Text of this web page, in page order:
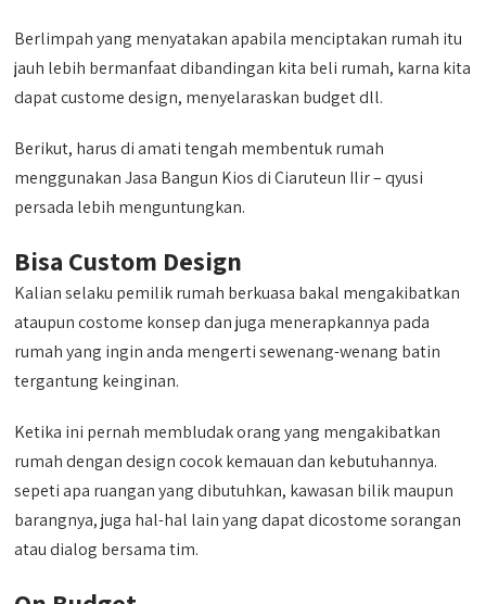
Berlimpah yang menyatakan apabila menciptakan rumah itu
jauh lebih bermanfaat dibandingan kita beli rumah, karna kita
dapat custome design, menyelaraskan budget dll.
Berikut, harus di amati tengah membentuk rumah
menggunakan Jasa Bangun Kios di Ciaruteun Ilir – qyusi
persada lebih menguntungkan.
Bisa Custom Design
Kalian selaku pemilik rumah berkuasa bakal mengakibatkan
ataupun costome konsep dan juga menerapkannya pada
rumah yang ingin anda mengerti sewenang-wenang batin
tergantung keinginan.
Ketika ini pernah membludak orang yang mengakibatkan
rumah dengan design cocok kemauan dan kebutuhannya.
sepeti apa ruangan yang dibutuhkan, kawasan bilik maupun
barangnya, juga hal-hal lain yang dapat dicostome sorangan
atau dialog bersama tim.